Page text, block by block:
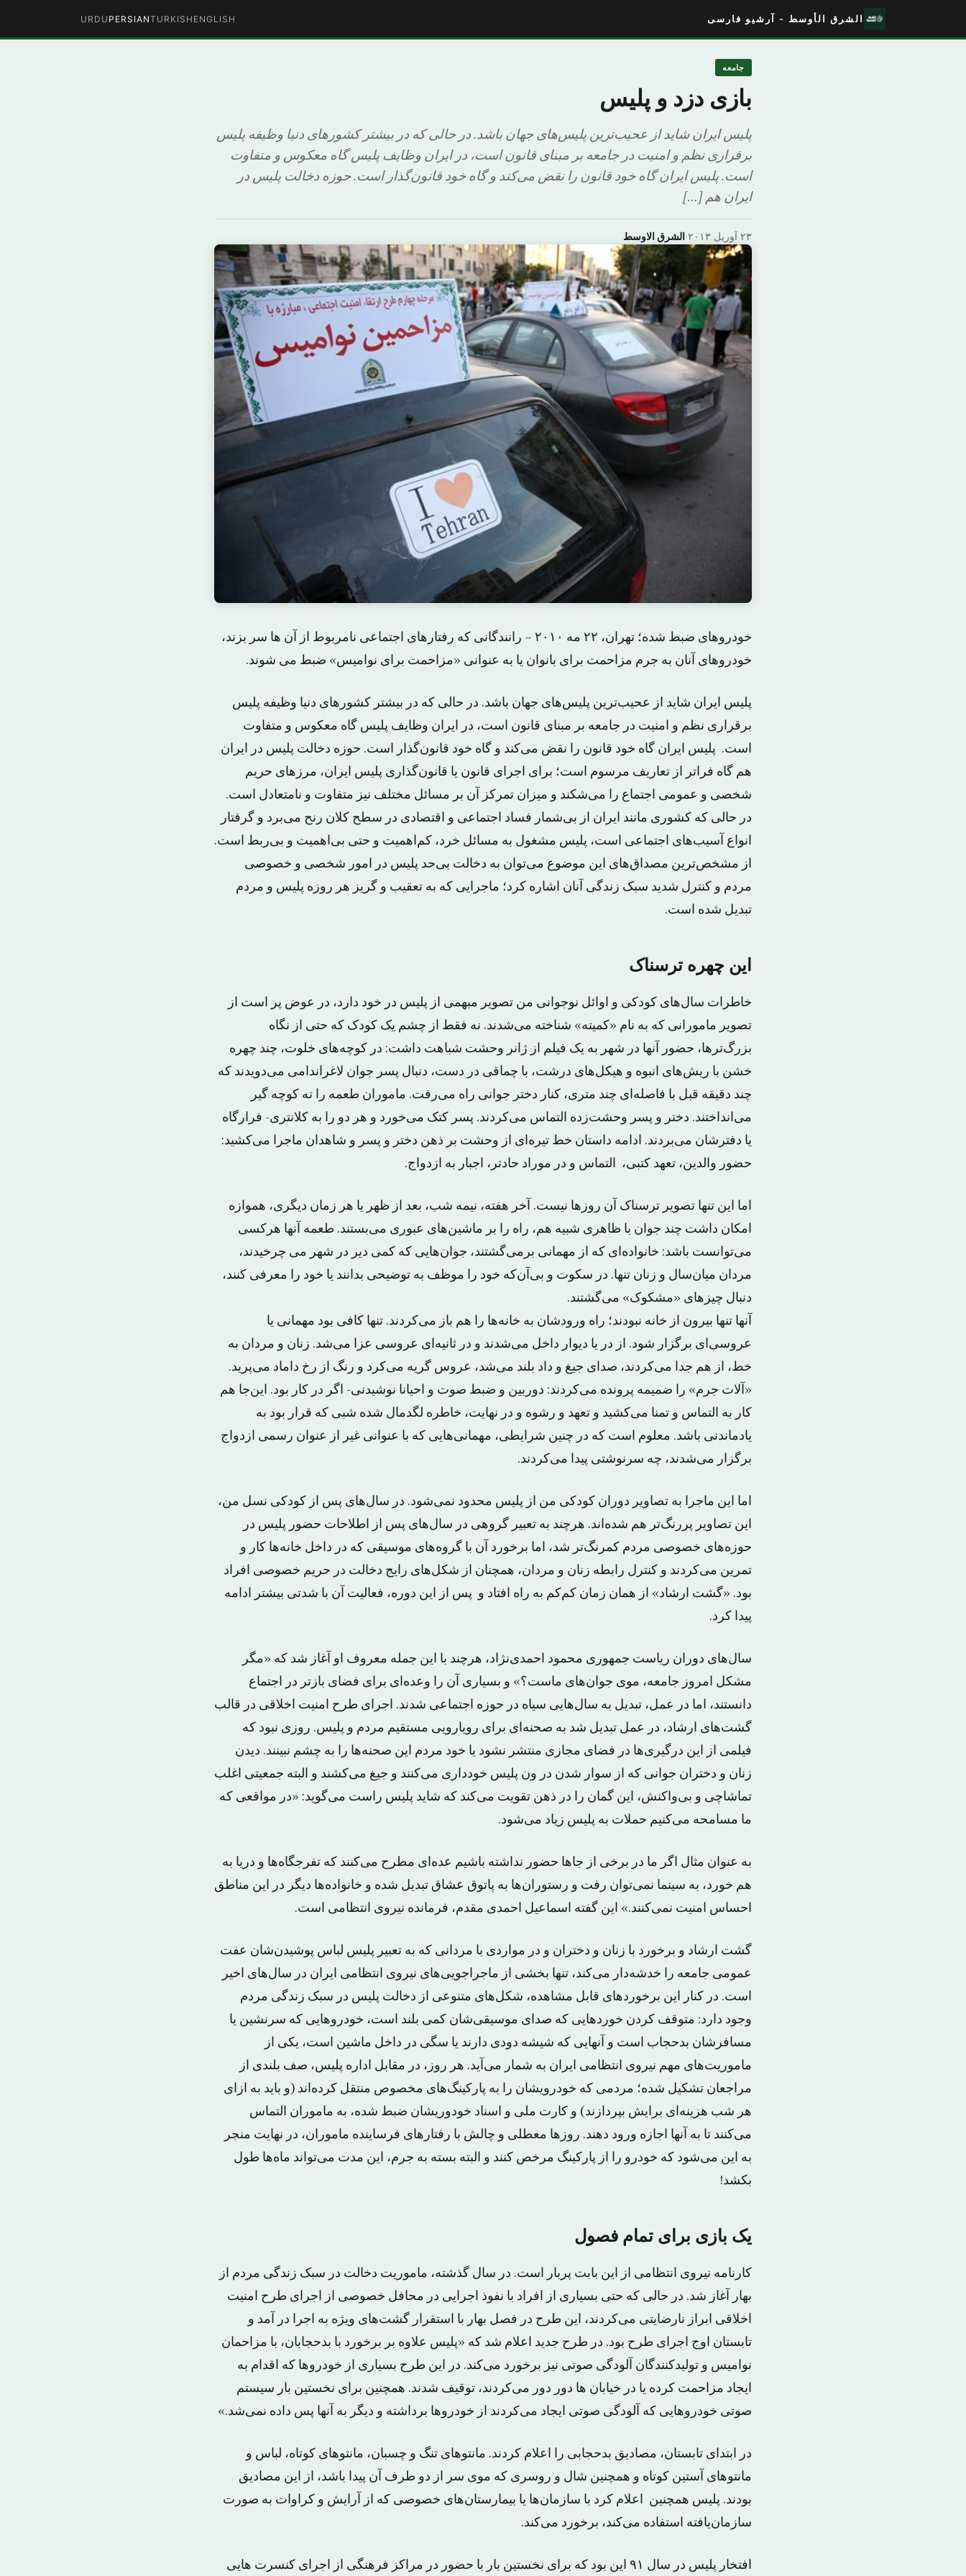
الشرق الأوسط - آرشیو فارسی ENGLISH
TURKISH
PERSIAN
URDU
جامعه
بازی دزد و پلیس
پلیس ایران شاید از عحیب‌ترین پلیس‌های جهان باشد. در حالی که در بیشتر کشورهای دنیا وظیفه پلیس
برقراری نظم و امنیت در جامعه بر مبنای قانون است، در ایران وظایف پلیس گاه معکوس و متفاوت
است. پلیس ایران گاه خود قانون را نقض می‌کند و گاه خود قانون‌گذار است. حوزه دخالت پلیس در
ایران هم […]
الشرق الاوسط· ۲۳ آوریل ۲۰۱۳
خودروهای ضبط شده؛ تهران، ۲۲ مه ۲۰۱۰ – رانندگانی که رفتارهای اجتماعی نامربوط از آن ها سر بزند،
خودروهای آنان به جرم مزاحمت برای بانوان یا به عنوانی «مزاحمت برای نوامیس» ضبط می شوند.
پلیس ایران شاید از عحیب‌ترین پلیس‌های جهان باشد. در حالی که در بیشتر کشورهای دنیا وظیفه پلیس
برقراری نظم و امنیت در جامعه بر مبنای قانون است، در ایران وظایف پلیس گاه معکوس و متفاوت
است. پلیس ایران گاه خود قانون را نقض می‌کند و گاه خود قانون‌گذار است. حوزه دخالت پلیس در ایران
هم گاه فراتر از تعاریف مرسوم است؛ برای اجرای قانون یا قانون‌گذاری پلیس ایران، مرزهای حریم
شخصی و عمومی اجتماع را می‌شکند و میزان تمرکز آن بر مسائل مختلف نیز متفاوت و نامتعادل است.
در حالی که کشوری مانند ایران از بی‌شمار فساد اجتماعی و اقتصادی در سطح کلان رنح می‌برد و گرفتار
انواع آسیب‌های اجتماعی است، پلیس مشغول به مسائل خرد، کم‌اهمیت و حتی بی‌اهمیت و بی‌ربط است.
از مشخص‌ترین مصداق‌های این موضوع می‌توان به دخالت بی‌حد پلیس در امور شخصی و خصوصی
مردم و کنترل شدید سبک زندگی آنان اشاره کرد؛ ماجرایی که به تعقیب و گریز هر روزه پلیس و مردم
تبدیل شده است.
این چهره ترسناک
خاطرات سال‌های کودکی و اوائل نوجوانی من تصویر مبهمی از پلیس در خود دارد، در عوض پر است از
تصویر مامورانی که به نام «کمیته» شناخته می‌شدند. نه فقط از چشم یک کودک که حتی از نگاه
بزرگ‌ترها، حضور آنها در شهر به یک فیلم از ژانر وحشت شباهت داشت: در کوچه‌های خلوت، چند چهره
خشن با ریش‌های انبوه و هیکل‌های درشت، با چماقی در دست، دنبال پسر جوان لاغراندامی می‌دویدند که
چند دقیقه قبل با فاصله‌ای چند متری، کنار دختر جوانی راه می‌رفت. ماموران طعمه را ته کوچه گیر
می‌انداختند. دختر و پسر وحشت‌زده التماس می‌کردند. پسر کتک می‌خورد و هر دو را به کلانتری- فرارگاه
یا دفترشان می‌بردند. ادامه داستان خط تیره‌ای از وحشت بر ذهن دختر و پسر و شاهدان ماجرا می‌کشید:
حضور والدین، تعهد کتبی، التماس و در موراد حادتر، اجبار به ازدواج.
اما این تنها تصویر ترسناک آن روزها نیست. آخر هفته، نیمه شب، بعد از ظهر یا هر زمان دیگری، هموازه
امکان داشت چند جوان با ظاهری شبیه هم، راه را بر ماشین‌های عبوری می‌بستند. طعمه آنها هرکسی
می‌توانست باشد: خانواده‌ای که از مهمانی برمی‌گشتند، جوان‌هایی که کمی دیر در شهر می چرخیدند،
مردان میان‌سال و زنان تنها. در سکوت و بی‌آن‌که خود را موظف به توضیحی بدانند یا خود را معرفی کنند،
دنبال چیزهای «مشکوک» می‌گشتند.
آنها تنها بیرون از خانه نبودند؛ راه ورودشان به خانه‌ها را هم باز می‌کردند. تنها کافی بود مهمانی یا
عروسی‌ای برگزار شود. از در یا دیوار داخل می‌شدند و در ثانیه‌ای عروسی عزا می‌شد. زنان و مردان به
خط، از هم جدا می‌کردند، صدای جیغ و داد بلند می‌شد، عروس گریه می‌کرد و رنگ از رخ داماد می‌پرید.
«آلات جرم» را ضمیمه پرونده می‌کردند: دوربین و ضبط صوت و احیانا نوشیدنی- اگر در کار بود. این‌جا هم
کار به التماس و تمنا می‌کشید و تعهد و رشوه و در نهایت، خاطره لگدمال شده شبی که قرار بود به
یادماندنی باشد. معلوم است که در چنین شرایطی، مهمانی‌هایی که با عنوانی غیر از عنوان رسمی ازدواج
برگزار می‌شدند، چه سرنوشتی پیدا می‌کردند.
اما این ماجرا به تصاویر دوران کودکی من از پلیس محدود نمی‌شود. در سال‌های پس از کودکی نسل من،
این تصاویر پررنگ‌تر هم شده‌اند. هرچند به تعبیر گروهی در سال‌های پس از اطلاحات حضور پلیس در
حوزه‌های خصوصی مردم کمرنگ‌تر شد، اما برخورد آن با گروه‌های موسیقی که در داخل خانه‌ها کار و
تمرین می‌کردند و کنترل رابطه زنان و مردان، همچنان از شکل‌های رایج دخالت در حریم خصوصی افراد
بود. «گشت ارشاد» از همان زمان کم‌کم به راه افتاد و پس از این دوره، فعالیت آن با شدتی بیشتر ادامه
پیدا کرد.
سال‌های دوران ریاست جمهوری محمود احمدی‌نژاد، هرچند با این جمله معروف او آغاز شد که «مگر
مشکل امروز جامعه، موی جوان‌های ماست؟» و بسیاری آن را وعده‌ای برای فضای بازتر در اجتماع
دانستند، اما در عمل، تبدیل به سال‌هایی سیاه در حوزه اجتماعی شدند. اجرای طرح امنیت اخلاقی در قالب
گشت‌های ارشاد، در عمل تبدیل شد به صحنه‌ای برای رویارویی مستقیم مردم و پلیس. روزی نبود که
فیلمی از این درگیری‌ها در فضای مجازی منتشر نشود یا خود مردم این صحنه‌ها را به چشم نبینند. دیدن
زنان و دختران جوانی که از سوار شدن در ون پلیس خودداری می‌کنند و جیغ می‌کشند و البته جمعیتی اغلب
تماشاچی و بی‌واکنش، این گمان را در ذهن تقویت می‌کند که شاید پلیس راست می‌گوید: «در مواقعی که
ما مسامحه می‌کنیم حملات به پلیس زیاد می‌شود.
به عنوان مثال اگر ما در برخی از جاها حضور نداشته باشیم عده‌ای مطرح می‌کنند که تفرجگاه‌ها و دریا به
هم خورد، به سینما نمی‌توان رفت و رستوران‌ها به پاتوق عشاق تبدیل شده و خانواده‌ها دیگر در این مناطق
احساس امنیت نمی‌کنند.» این گفته اسماعیل احمدی مقدم، فرمانده نیروی انتظامی است.
گشت ارشاد و برخورد با زنان و دختران و در مواردی با مردانی که به تعبیر پلیس لباس پوشیدن‌شان عفت
عمومی جامعه را خدشه‌دار می‌کند، تنها بخشی از ماجراجویی‌های نیروی انتظامی ایران در سال‌های اخیر
است. در کنار این برخوردهای قابل مشاهده، شکل‌های متنوعی از دخالت پلیس در سبک زندگی مردم
وجود دارد: متوقف کردن خوردهایی که صدای موسیقی‌شان کمی بلند است، خودروهایی که سرنشین یا
مسافرشان بدحجاب است و آنهایی که شیشه دودی دارند یا سگی در داخل ماشین است، یکی از
ماموریت‌های مهم نیروی انتظامی ایران به شمار می‌آید. هر روز، در مقابل اداره پلیس، صف بلندی از
مراجعان تشکیل شده؛ مردمی که خودرویشان را به پارکینگ‌های مخصوص منتقل کرده‌اند (و باید به ازای
هر شب هزینه‌ای برایش بپردازند) و کارت ملی و اسناد خودوریشان ضبط شده، به ماموران التماس
می‌کنند تا به آنها اجازه ورود دهند. روزها معطلی و چالش با رفتارهای فرساینده ماموران، در نهایت منجر
به این می‌شود که خودرو را از پارکینگ مرخص کنند و البته بسته به جرم، این مدت می‌تواند ماه‌ها طول
بکشد!
یک بازی برای تمام فصول
کارنامه نیروی انتظامی از این بابت پربار است. در سال گذشته، ماموریت دخالت در سبک زندگی مردم از
بهار آغاز شد. در حالی که حتی بسیاری از افراد با نفوذ اجرایی در محافل خصوصی از اجرای طرح امنیت
اخلاقی ابراز نارضایتی می‌کردند، این طرح در فصل بهار با استقرار گشت‌های ویژه به اجرا در آمد و
تابستان اوج اجرای طرح بود. در طرح جدید اعلام شد که «پلیس علاوه بر برخورد با بدحجابان، با مزاحمان
نوامیس و تولیدکنندگان آلودگی صوتی نیز برخورد می‌کند. در این طرح بسیاری از خودروها که اقدام به
ایجاد مزاحمت کرده یا در خیابان ها دور دور می‌کردند، توقیف شدند. همچنین برای نخستین بار سیستم
صوتی خودروهایی که آلودگی صوتی ایجاد می‌کردند از خودروها برداشته و دیگر به آنها پس داده نمی‌شد.»
در ابتدای تابستان، مصادیق بدحجابی را اعلام کردند. مانتوهای تنگ و چسبان، مانتوهای کوتاه، لباس و
مانتوهای آستین کوتاه و همچنین شال و روسری که موی سر از دو طرف آن پیدا باشد، از این مصادیق
بودند. پلیس همچنین اعلام کرد با سازمان‌ها یا بیمارستان‌های خصوصی که از آرایش و کراوات به صورت
سازمان‌یافته استفاده می‌کند، برخورد می‌کند.
افتخار پلیس در سال ۹۱ این بود که برای نخستین بار با حضور در مراکز فرهنگی از اجرای کنسرت هایی